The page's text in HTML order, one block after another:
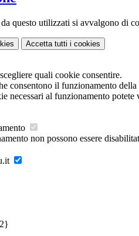
questo utilizzati si avvalgono di
Accetta tutti i cookies
quali cookie consentire.
consentono il funzionamento
necessari al funzionamento potete
non possono essere